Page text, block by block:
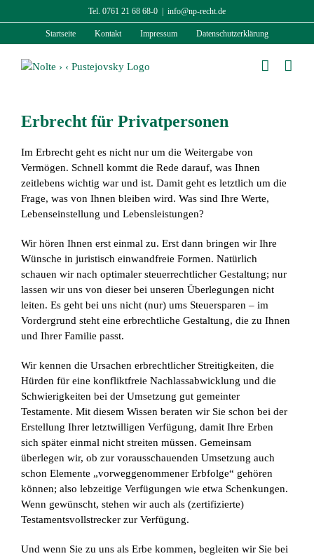
Inhalt
Tel. 0761 21 68 68-0 info@np-recht.de
Startseite Kontakt Impressum Datenschutzerklärung
Erbrecht für Privatpersonen
Im Erbrecht geht es nicht nur um die Weitergabe von
Vermögen. Schnell kommt die Rede darauf, was Ihnen
zeitlebens wichtig war und ist. Damit geht es letztlich um die
Frage, was von Ihnen bleiben wird. Was sind Ihre Werte,
Lebenseinstellung und Lebensleistungen?
Wir hören Ihnen erst einmal zu. Erst dann bringen wir Ihre
Wünsche in juristisch einwandfreie Formen. Natürlich
schauen wir nach optimaler steuerrechtlicher Gestaltung; nur
lassen wir uns von dieser bei unseren Überlegungen nicht
leiten. Es geht bei uns nicht (nur) ums Steuersparen – im
Vordergrund steht eine erbrechtliche Gestaltung, die zu Ihnen
und Ihrer Familie passt.
Wir kennen die Ursachen erbrechtlicher Streitigkeiten, die
Hürden für eine konfliktfreie Nachlassabwicklung und die
Schwierigkeiten bei der Umsetzung gut gemeinter
Testamente. Mit diesem Wissen beraten wir Sie schon bei der
Erstellung Ihrer letztwilligen Verfügung, damit Ihre Erben
sich später einmal nicht streiten müssen. Gemeinsam
überlegen wir, ob zur vorausschauenden Umsetzung auch
schon Elemente „vorweggenommener Erbfolge“ gehören
können; also lebzeitige Verfügungen wie etwa Schenkungen.
Wenn gewünscht, stehen wir auch als (zertifizierte)
Testamentsvollstrecker zur Verfügung.
Und wenn Sie zu uns als Erbe kommen, begleiten wir Sie bei